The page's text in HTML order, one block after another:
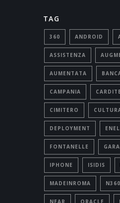
TAG
360 ANDROID
ASSISTENZA
AUMENTATA
CAMPANIA
CIMITERO
DEPLOYMENT ENEL
FONTANELLE GARA
IPHONE ISIDIS
MADEINROMA N360
NEAR ORACLE